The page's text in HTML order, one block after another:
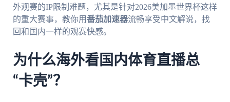
外观赛的IP限制难题，尤其是针对2026美加墨世界杯这样
的重大赛事，教你用番茄加速器流畅享受中文解说，找
回和国内一样的观赛快感。
为什么海外看国内体育直播总
“卡壳”？